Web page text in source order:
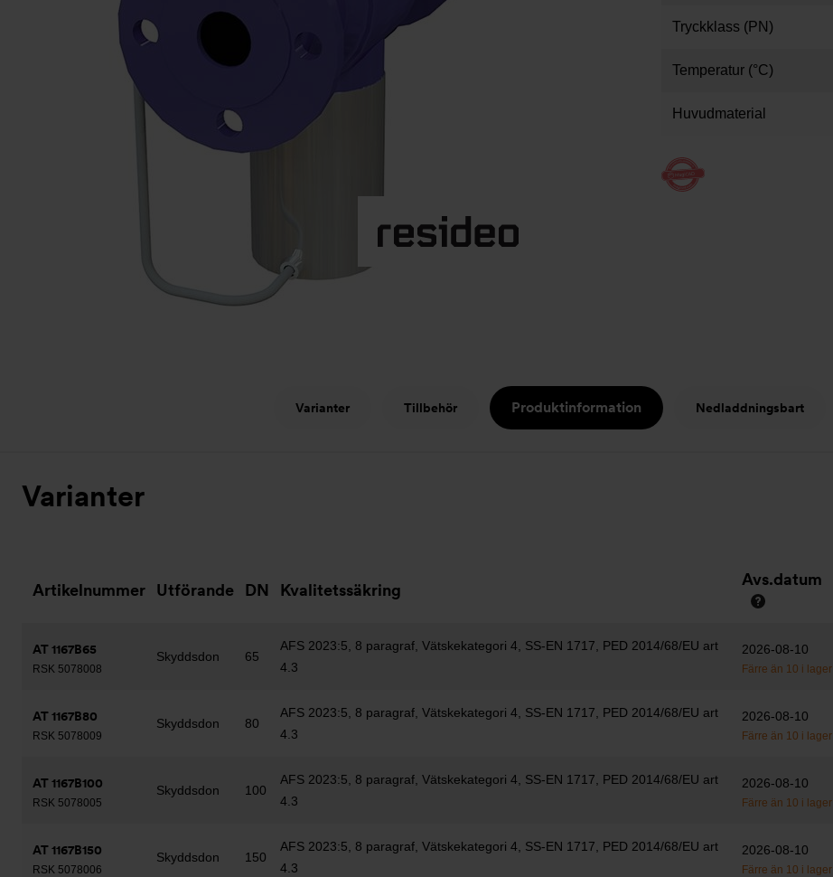
Tryckklass (PN)
Temperatur (°C)
Huvudmaterial
Varianter Tillbehör Produktinformation Nedladdningsbart
Varianter
Artikelnummer Utförande DN Kvalitetssäkring
Avs.datum
AT 1167B65
RSK 5078008
Skyddsdon 65
AFS 2023:5, 8 paragraf, Vätskekategori 4, SS-EN 1717, PED 2014/68/EU art
4.3
2026-08-10
Färre än 10 i lager
AT 1167B80
RSK 5078009
Skyddsdon 80
AFS 2023:5, 8 paragraf, Vätskekategori 4, SS-EN 1717, PED 2014/68/EU art
4.3
2026-08-10
Färre än 10 i lager
AT 1167B100
RSK 5078005
Skyddsdon 100
AFS 2023:5, 8 paragraf, Vätskekategori 4, SS-EN 1717, PED 2014/68/EU art
4.3
2026-08-10
Färre än 10 i lager
AT 1167B150
RSK 5078006
Skyddsdon 150
AFS 2023:5, 8 paragraf, Vätskekategori 4, SS-EN 1717, PED 2014/68/EU art
4.3
2026-08-10
Färre än 10 i lager